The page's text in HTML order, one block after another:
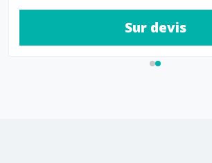
Sur devis